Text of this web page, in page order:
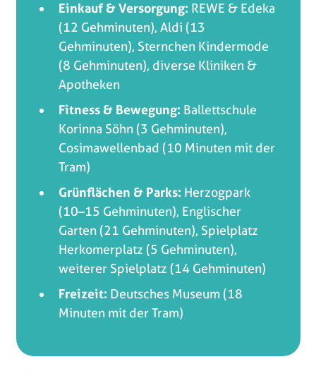
Einkauf & Versorgung: REWE & Edeka
(12 Gehminuten), Aldi (13
Gehminuten), Sternchen Kindermode
(8 Gehminuten), diverse Kliniken &
Apotheken
Fitness & Bewegung: Ballettschule
Korinna Söhn (3 Gehminuten),
Cosimawellenbad (10 Minuten mit der
Tram)
Grünflächen & Parks: Herzogpark
(10–15 Gehminuten), Englischer
Garten (21 Gehminuten), Spielplatz
Herkomerplatz (5 Gehminuten),
weiterer Spielplatz (14 Gehminuten)
Freizeit: Deutsches Museum (18
Minuten mit der Tram)